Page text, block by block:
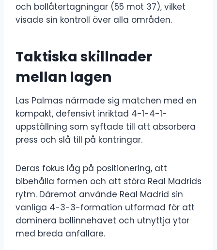
och bollåtertagningar (55 mot 37), vilket
visade sin kontroll över alla områden.
Taktiska skillnader
mellan lagen
Las Palmas närmade sig matchen med en
kompakt, defensivt inriktad 4-1-4-1-
uppställning som syftade till att absorbera
press och slå till på kontringar.
Deras fokus låg på positionering, att
bibehålla formen och att störa Real Madrids
rytm. Däremot använde Real Madrid sin
vanliga 4-3-3-formation utformad för att
dominera bollinnehavet och utnyttja ytor
med breda anfallare.